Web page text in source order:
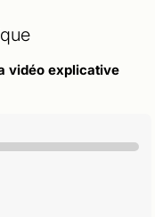
vidéo explicative